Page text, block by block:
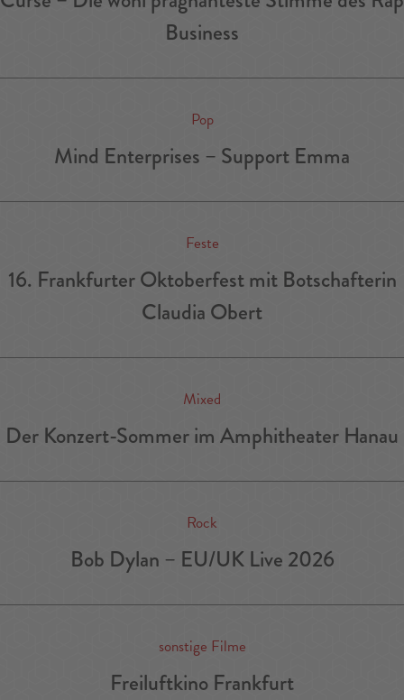
Business
Pop
Mind Enterprises – Support Emma
Feste
16. Frankfurter Oktoberfest mit Botschafterin
Claudia Obert
Mixed
Der Konzert-Sommer im Amphitheater Hanau
Rock
Bob Dylan – EU/UK Live 2026
sonstige Filme
Freiluftkino Frankfurt